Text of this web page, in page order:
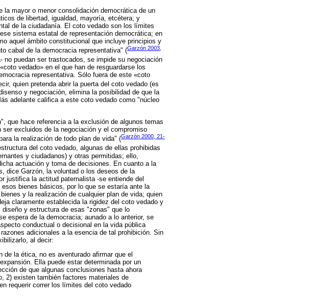
la mayor o menor consolidación democrática de un
de libertad, igualdad, mayoría, etcétera; y
de la ciudadanía. El coto vedado son los límites
sistema estatal de representación democrática; en
aquel ámbito constitucional que incluye principios y
cabal de la democracia representativa" (Garzón 2003,
puedan ser trastocados, se impide su negociación
vedado» en el que han de resguardarse los
representativa. Sólo fuera de este «coto
quien pretenda abrir la puerta del coto vedado (es
y negociación, elimina la posibilidad de que la
adelante califica a este coto vedado como "núcleo
que hace referencia a la exclusión de algunos temas
excluidos de la negociación y el compromiso
la realización de todo plan de vida" (Garzón 2000, 21-
del coto vedado, algunas de ellas prohibidas
y ciudadanos) y otras permitidas; ello,
actuación y toma de decisiones. En cuanto a la
dice Garzón, la voluntad o los deseos de la
justifica la actitud paternalista -se entiende del
bienes básicos, por lo que se estaría ante la
y la realización de cualquier plan de vida; quien
claramente establecida la rigidez del coto vedado y
y estructura de esas "zonas" que lo
espera de la democracia; aunado a lo anterior, se
conductual o decisional en la vida pública
adicionales a la esencia de tal prohibición. Sin
al decir:
la ética, no es aventurado afirmar que el
Ella puede estar determinada por un
de que algunas conclusiones hasta ahora
2) existen también factores materiales de
requerir correr los límites del coto vedado